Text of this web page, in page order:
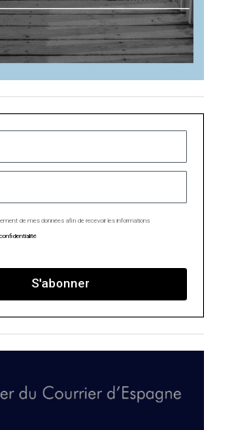
de mes données afin de recevoir les informations
S'abonner